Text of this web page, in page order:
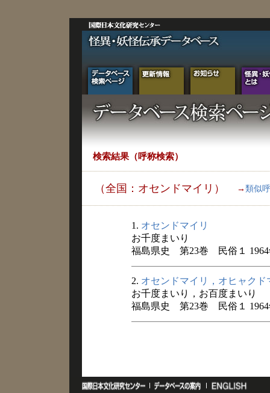
検索結果（呼称検索）
（全国：オセンドマイリ） → 類似
1. オセンドマイリ
お千度まいり
福島県史 第23巻 民俗１ 1964
2. オセンドマイリ，オヒャクド
お千度まいり，お百度まいり
福島県史 第23巻 民俗１ 1964